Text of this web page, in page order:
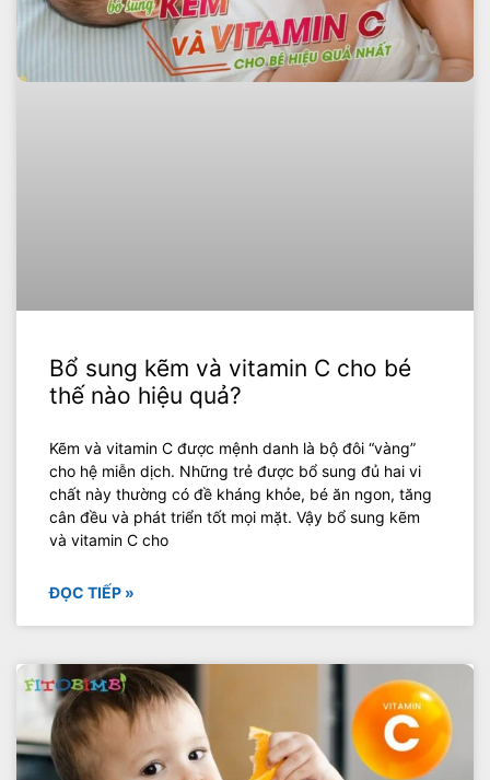
Bổ sung kẽm và vitamin C cho bé
thế nào hiệu quả?
Kẽm và vitamin C được mệnh danh là bộ đôi “vàng”
cho hệ miễn dịch. Những trẻ được bổ sung đủ hai vi
chất này thường có đề kháng khỏe, bé ăn ngon, tăng
cân đều và phát triển tốt mọi mặt. Vậy bổ sung kẽm
và vitamin C cho
ĐỌC TIẾP »